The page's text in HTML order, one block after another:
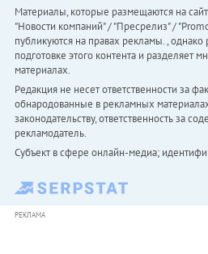
Материалы, которые размещаются на
"Новости компаний" / "Пресрелиз" /
публикуются на правах рекламы. , однако
подготовке этого контента и разделяет
материалах.
Редакция не несет ответственности за
обнародованные в рекламных
законодательству, ответственность за
рекламодатель.
Субъект в сфере онлайн-медиа;
РЕКЛАМА